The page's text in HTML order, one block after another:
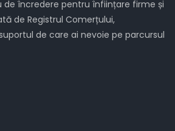
încredere pentru înființare firme și
de Registrul Comerțului,
de care ai nevoie pe parcursul